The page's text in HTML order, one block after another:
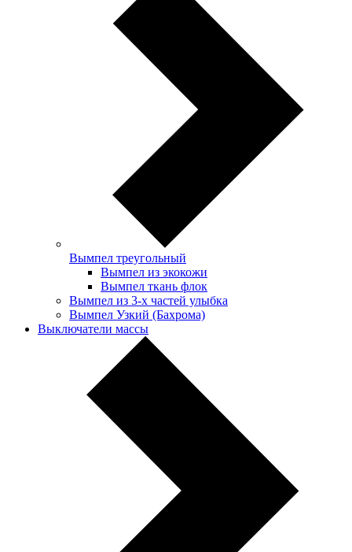
Вымпел треугольный
Вымпел из экокожи
Вымпел ткань флок
Вымпел из 3-х частей улыбка
Вымпел Узкий (Бахрома)
Выключатели массы